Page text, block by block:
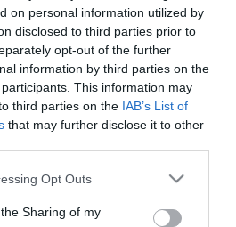
on personal information utilized by
disclosed to third parties prior to
opt-out of the further
information by third parties on the
participants. This information may
third parties on the IAB’s List of
that may further disclose it to other
app uses one or more Google
usage behaviour. You may click to
Opt Outs
Sharing of my
most rá is tett egy lapáttal, hogy a
híresztelés tovább gyűrűzzön...
n vett részt az
Bana ésRachel McAdams
addig nem vezeti oltár elé a párját,
A szőke sármőr, aki jelenleg